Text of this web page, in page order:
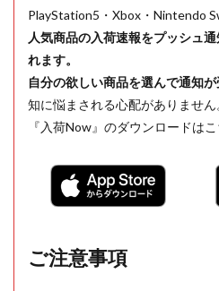
PlayStation5・Xbox・Nintendo
人気商品の入荷速報をプッシュ
れます。
自分の欲しい商品を選んで通知
知に悩まされる心配がありません
『入荷Now』のダウンロードはこ
ご注意事項